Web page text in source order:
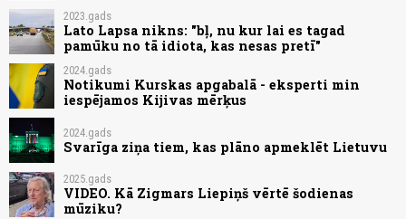
2023.gads
Lato Lapsa nikns: "bļ, nu kur lai es tagad
pamūku no tā idiota, kas nesas pretī"
2024.gads
Notikumi Kurskas apgabalā - eksperti min
iespējamos Kijivas mērķus
2024.gads
Svarīga ziņa tiem, kas plāno apmeklēt Lietuvu
2025.gads
VIDEO. Kā Zigmars Liepiņš vērtē šodienas
mūziku?